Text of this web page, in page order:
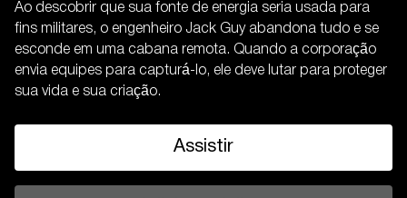
Ao descobrir que sua fonte de energia seria usada para
fins militares, o engenheiro Jack Guy abandona tudo e se
esconde em uma cabana remota. Quando a corporação
envia equipes para capturá-lo, ele deve lutar para proteger
sua vida e sua criação.
Assistir